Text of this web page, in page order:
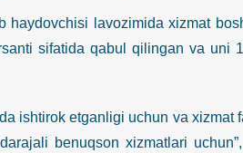
lavozimida xizmat
sifatida qabul qilingan va uni
etganligi uchun va xizmat
benuqson xizmatlari uchun”,